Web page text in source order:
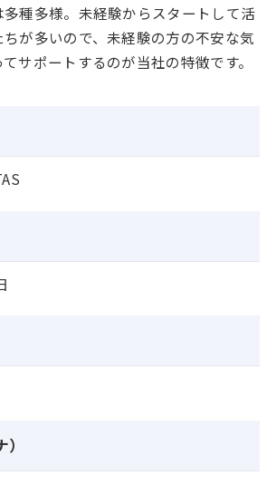
種多様。未経験からスタートして活
が多いので、未経験の方の不安な気
サポートするのが当社の特徴です。